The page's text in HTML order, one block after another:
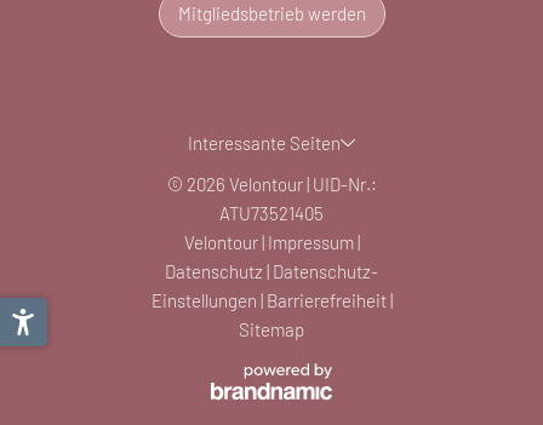
Mitgliedsbetrieb werden
Interessante Seiten
© 2026 Velontour| UID-Nr.:
ATU73521405
Velontour| Impressum|
Datenschutz | Datenschutz-
Einstellungen | Barrierefreiheit|
Sitemap